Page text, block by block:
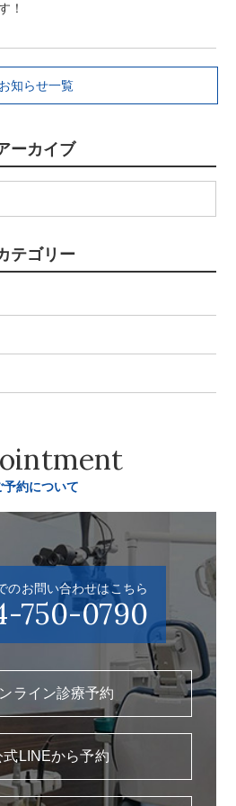
！
お知らせ一覧
ーカイブ
テゴリー
予約について
のお問い合わせはこちら
750-0790
ライン診療予約
式LINEから予約